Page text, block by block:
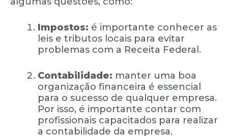
Impostos: é importante conhecer as
leis e tributos locais para evitar
problemas com a Receita Federal.
Contabilidade: manter uma boa
organização financeira é essencial
para o sucesso de qualquer empresa.
Por isso, é importante contar com
profissionais capacitados para realizar
a contabilidade da empresa.